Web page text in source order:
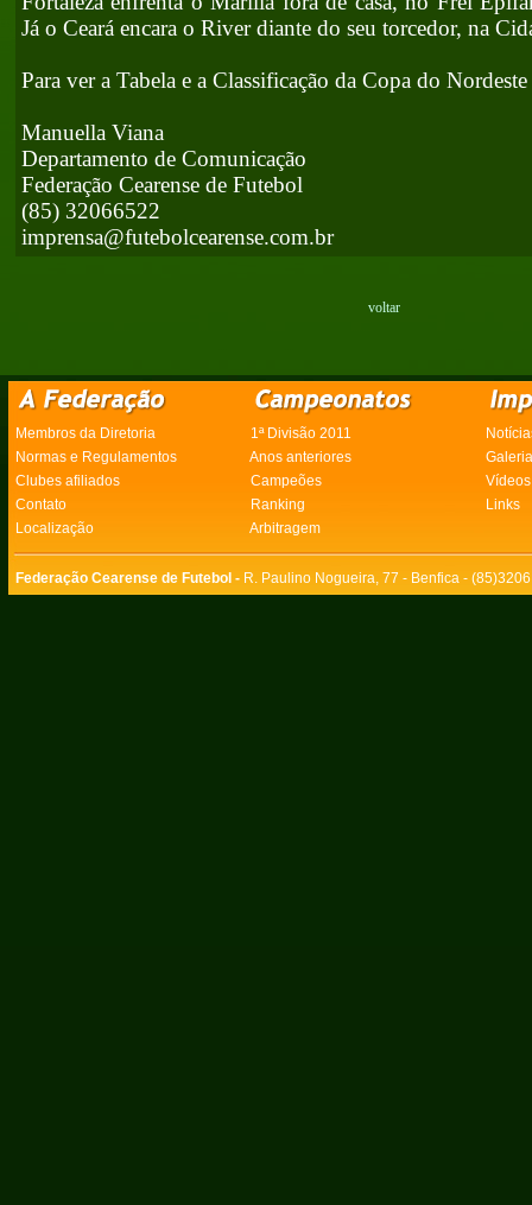
Já o Ceará encara o River diante do seu torcedor, na
Para ver a Tabela e a Classificação da Copa do
Manuella Viana
Departamento de Comunicação
Federação Cearense de Futebol
(85) 32066522
imprensa@futebolcearense.com.br
voltar
Membros da Diretoria 1ª Divisão 2011
Normas e Regulamentos
Anos anteriores
Clubes afiliados
Campeões
Vídeos
Contato
Ranking
Links
Localização
Arbitragem
Federação Cearense de Futebol - R. Paulino Nogueira, 77 - Benfica -